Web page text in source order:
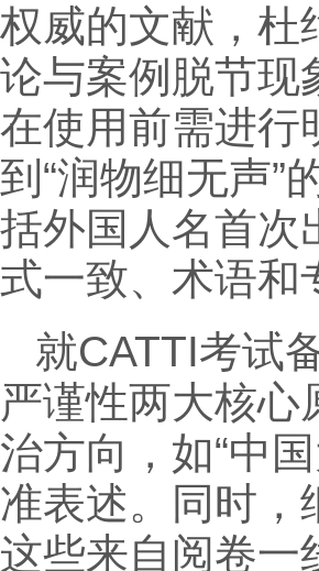
权威的文献，杜
论与案例脱节现
在使用前需进行
到“润物细无声”
括外国人名首次
式一致、术语和
就CATTI考试
严谨性两大核
治方向，如“中
准表述。同时，
这些来自阅卷一